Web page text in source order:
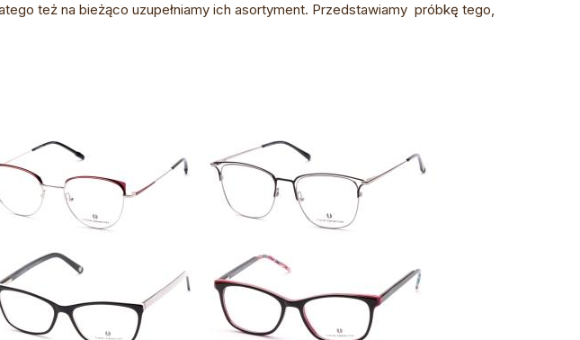
też na bieżąco uzupełniamy ich asortyment. Przedstawiamy próbkę tego,